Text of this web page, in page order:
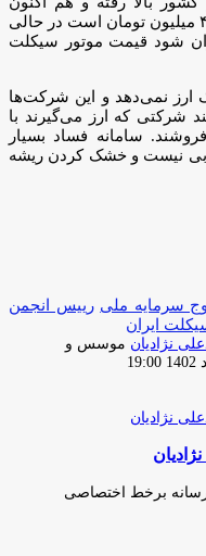
میانگین قیمت موتورسیکلت بین ۷۰ تا ۴۰۰ میلیون تومان است در حالی
شود قیمت موتور سیکلت
ارز نمی‌دهد و این شرکت‌ها
شرکتی که ارز می‌گیرند با
سامانه فساد بسیار
نیست و خشک کردن ریشه
سرمایه ملی رییس انجمن
ایران
موسس و
رسانه برخط اختصاصی